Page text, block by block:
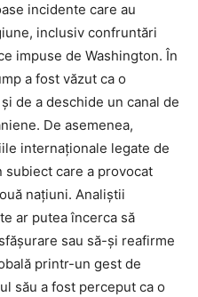
incidente care au
inclusiv confruntări
impuse de Washington. În
a fost văzut ca o
de a deschide un canal de
De asemenea,
internaționale legate de
subiect care a provocat
națiuni. Analiștii
ar putea încerca să
sau să-și reafirme
printr-un gest de
său a fost perceput ca o